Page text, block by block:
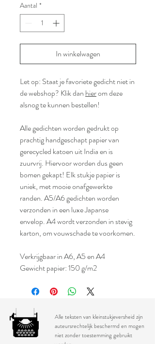
Aantal *
In winkelwagen
Let op: Staat je favoriete gedicht niet in
de webshop? Klik dan hierom deze
alsnog te kunnen bestellen!
Alle gedichten worden gedrukt op
prachtig handgeschapt papier van
gerecycled katoen uit India en is
zuurvrij. Hiervoor worden dus geen
bomen gekapt! Elk stukje papier is
uniek, met mooie onafgewerkte
randen. A5/A6 gedichten worden
verzonden in een luxe Japanse
envelop. A4 wordt verzonden in stevig
karton, om vouwschade te voorkomen.
Verkrijgbaar in A6, A5 en A4
Gewicht papier: 150 g/m2
Alle teksten van kleinstukjeversheid zijn
auteursrechtelijk beschermd en mogen
niet zonder toestemming gebruikt